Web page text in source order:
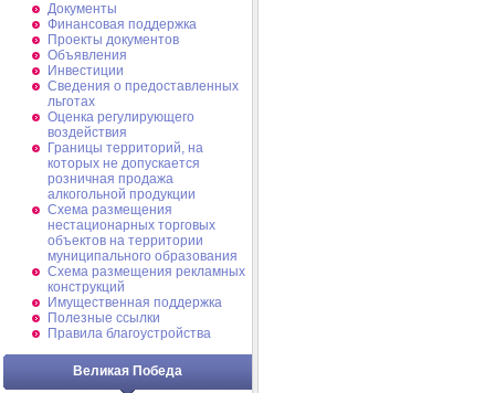
Документы
Финансовая поддержка
Проекты документов
Объявления
Инвестиции
Сведения о предоставленных
льготах
Оценка регулирующего
воздействия
Границы территорий, на
которых не допускается
розничная продажа
алкогольной продукции
Схема размещения
нестационарных торговых
объектов на территории
муниципального образования
Схема размещения рекламных
конструкций
Имущественная поддержка
Полезные ссылки
Правила благоустройства
Великая Победа